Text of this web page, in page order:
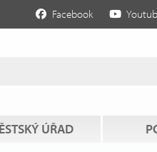
Facebook
ÚŘAD